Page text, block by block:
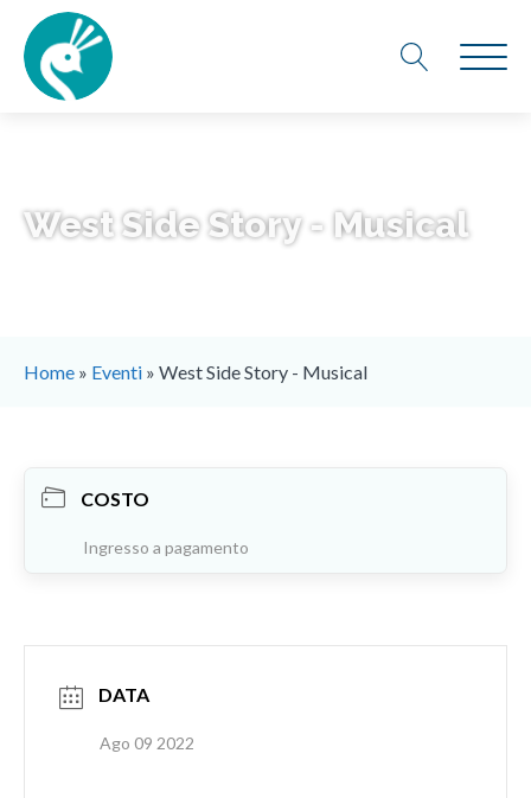
West Side Story - Musical
Home » Eventi » West Side Story - Musical
COSTO
Ingresso a pagamento
DATA
Ago 09 2022